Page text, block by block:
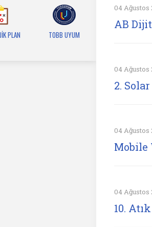
PLAN TOBB UYUM
04 Ağustos
AB
04 Ağustos
2.
04 Ağustos
Mobile
04 Ağustos
10.